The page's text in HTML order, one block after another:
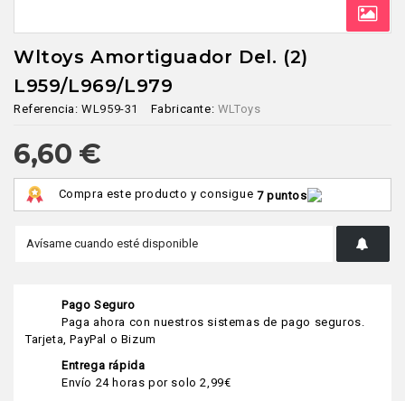
Wltoys Amortiguador Del. (2)
L959/L969/L979
Referencia: WL959-31 Fabricante: WLToys
6,60 €
Compra este producto y consigue 7 puntos
Pago Seguro
Paga ahora con nuestros sistemas de pago seguros.
Tarjeta, PayPal o Bizum
Entrega rápida
Envío 24 horas por solo 2,99€